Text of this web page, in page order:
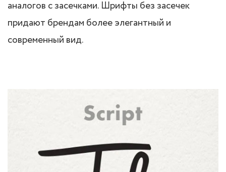
аналогов с засечками. Шрифты без засечек
придают брендам более элегантный и
современный вид.